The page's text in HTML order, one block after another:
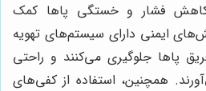
کاهش فشار و خستگی پاها کمک
ایمنی دارای سیستم‌های تهویه
پاها جلوگیری می‌کنند و راحتی
همچنین، استفاده از کفی‌های